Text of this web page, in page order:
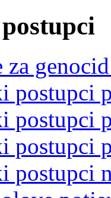
za
postupci
postupci
postupci
postupci